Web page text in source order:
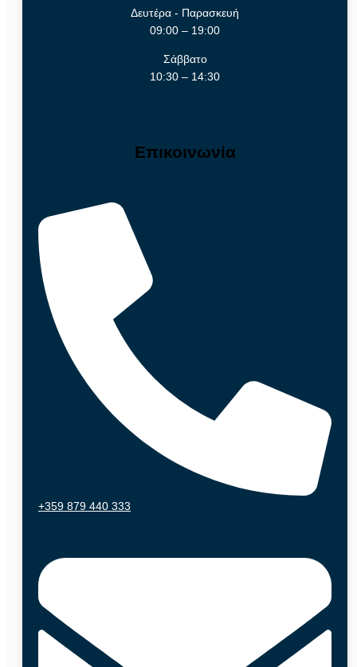
Δευτέρα - Παρασκευή
09:00 – 19:00
Σάββατο
10:30 – 14:30
Επικοινωνία
+359 879 440 333